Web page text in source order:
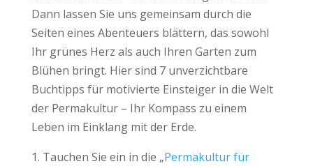
Dann lassen Sie uns gemeinsam durch die
Seiten eines Abenteuers blättern, das sowohl
Ihr grünes Herz als auch Ihren Garten zum
Blühen bringt. Hier sind 7 unverzichtbare
Buchtipps für motivierte Einsteiger in die Welt
der Permakultur – Ihr Kompass zu einem
Leben im Einklang mit der Erde.
Tauchen Sie ein in die „Permakultur für